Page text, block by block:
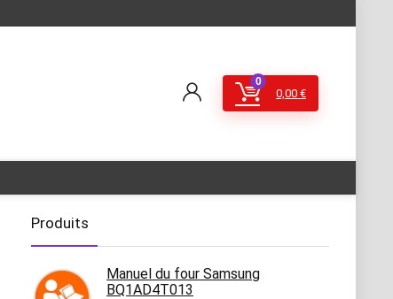
0
0,00 €
Produits
Manuel du four Samsung
BQ1AD4T013